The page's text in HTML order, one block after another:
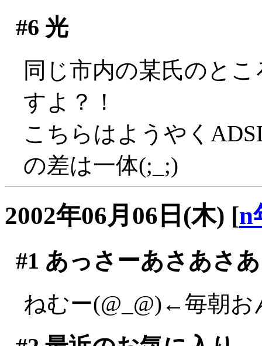
#6 光
同じ市内の某氏のと
すよ？！
こちらはようやく
の差は一体(;_;)
2002年06月06日(木) [n
#1 あっさーあさあさ
ねむー(@_@)←毎朝お